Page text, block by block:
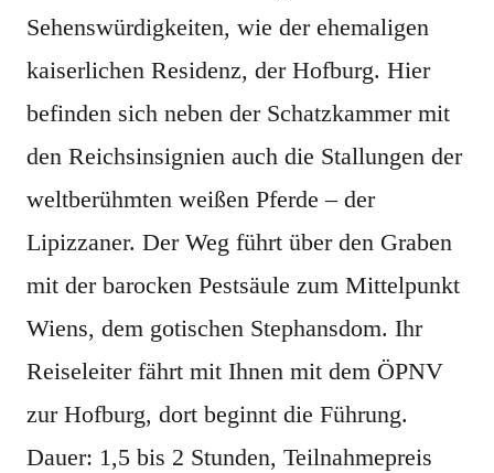
Sehenswürdigkeiten, wie der ehemaligen
kaiserlichen Residenz, der Hofburg. Hier
befinden sich neben der Schatzkammer mit
den Reichsinsignien auch die Stallungen der
weltberühmten weißen Pferde – der
Lipizzaner. Der Weg führt über den Graben
mit der barocken Pestsäule zum Mittelpunkt
Wiens, dem gotischen Stephansdom. Ihr
Reiseleiter fährt mit Ihnen mit dem ÖPNV
zur Hofburg, dort beginnt die Führung.
Dauer: 1,5 bis 2 Stunden, Teilnahmepreis